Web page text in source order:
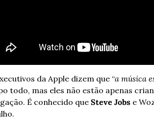
da Apple dizem que “a música
todo, mas eles não estão apenas
É conhecido que Steve Jobs e